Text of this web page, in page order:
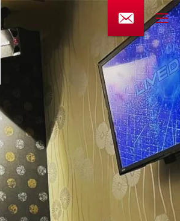
0276-49-6274
受付時間 20:00～翌1:00 日曜を除く
ご予約・お問い合わせ